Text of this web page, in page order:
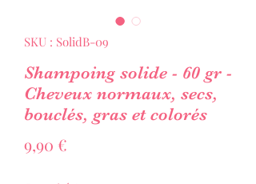
SKU : SolidB-09
Shampoing solide - 60 gr -
Cheveux normaux, secs,
bouclés, gras et colorés
9,90 €